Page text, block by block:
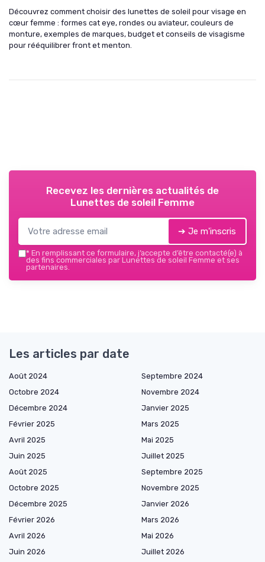
Découvrez comment choisir des lunettes de soleil pour visage en
cœur femme : formes cat eye, rondes ou aviateur, couleurs de
monture, exemples de marques, budget et conseils de visagisme
pour rééquilibrer front et menton.
Recevez les dernières actualités de
Lunettes de soleil Femme
➔ Je m'inscris
* En remplissant ce formulaire, j’accepte d’être contacté(e) à
des fins commerciales par Lunettes de soleil Femme et ses
partenaires.
Les articles par date
Août 2024
Septembre 2024
Octobre 2024
Novembre 2024
Décembre 2024
Janvier 2025
Février 2025
Mars 2025
Avril 2025
Mai 2025
Juin 2025
Juillet 2025
Août 2025
Septembre 2025
Octobre 2025
Novembre 2025
Décembre 2025
Janvier 2026
Février 2026
Mars 2026
Avril 2026
Mai 2026
Juin 2026
Juillet 2026